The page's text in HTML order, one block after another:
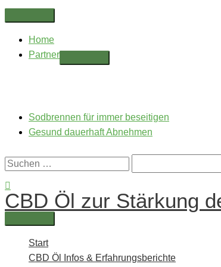
Zum
springen
Above
Header
Home
Partner
Sodbrennen für immer beseitigen
Gesund dauerhaft Abnehmen
Suchen
nach:
CBD Öl zur Stärkung
Hauptmenü
Start
CBD Öl Infos & Erfahrungsberichte